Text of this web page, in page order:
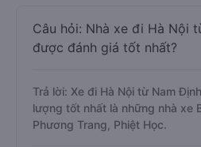
Câu hỏi: Nhà xe đi Hà Nội
được đánh giá tốt nhất?
Trả lời: Xe đi Hà Nội từ Nam
lượng tốt nhất là những nhà xe
Phương Trang, Phiệt Học.